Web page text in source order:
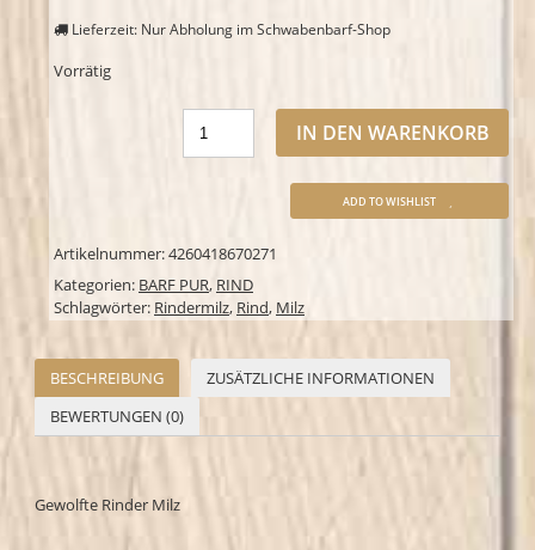
Lieferzeit: Nur Abholung im Schwabenbarf-Shop
Vorrätig
IN DEN WARENKORB
ADD TO WISHLIST
Artikelnummer:4260418670271
Kategorien: BARF PUR, RIND
Schlagwörter: Rindermilz, Rind, Milz
BESCHREIBUNG
ZUSÄTZLICHE INFORMATIONEN
BEWERTUNGEN (0)
Gewolfte Rinder Milz